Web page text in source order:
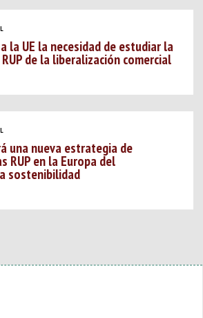
la UE la necesidad de estudiar la
de la liberalización comercial
una nueva estrategia de
RUP en la Europa del
sostenibilidad